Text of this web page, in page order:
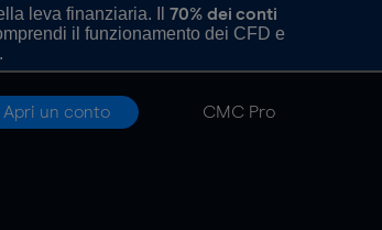
leva finanziaria. Il 70% dei conti
il funzionamento dei CFD e
Apri un conto CMC Pro